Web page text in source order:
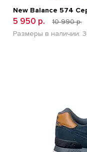
New Balance 574
5 950 р.
10 990 р.
Размеры в наличии: